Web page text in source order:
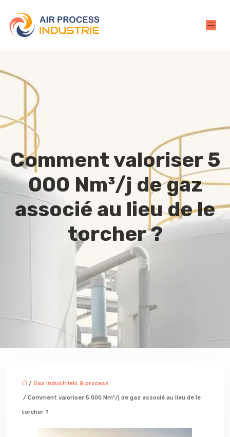
Comment valoriser 5
000 Nm³/j de gaz
associé au lieu de le
torcher ?
/ Gaz industriels & process
/ Comment valoriser 5 000 Nm³/j de gaz associé au lieu de le
torcher ?